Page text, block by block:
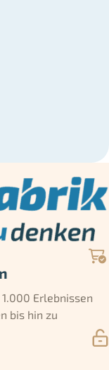
Erlebnissen
bis hin zu